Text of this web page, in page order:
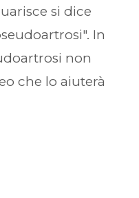
si dice
In
non
che lo aiuterà